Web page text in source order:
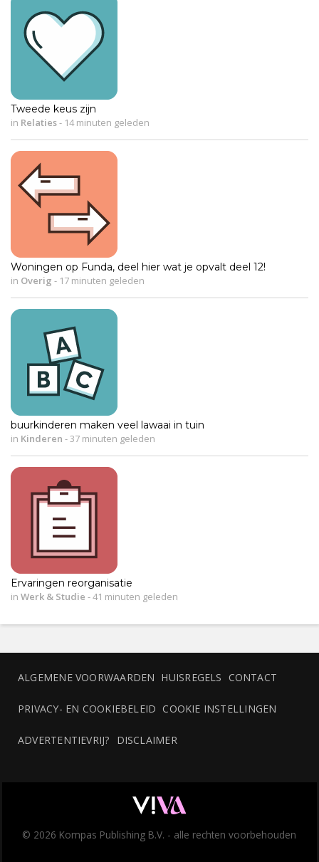
Tweede keus zijn
in Relaties- 14 minuten geleden
Woningen op Funda, deel hier wat je opvalt deel 12!
in Overig - 17 minuten geleden
buurkinderen maken veel lawaai in tuin
in Kinderen - 37 minuten geleden
Ervaringen reorganisatie
in Werk & Studie -41 minuten geleden
ALGEMENE VOORWAARDEN HUISREGELS CONTACT
PRIVACY- EN COOKIEBELEID COOKIE INSTELLINGEN
ADVERTENTIEVRIJ? DISCLAIMER
© 2026 Kompas Publishing B.V. - alle rechten voorbehouden